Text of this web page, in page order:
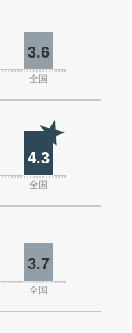
3.6
全国
4.3
全国
3.7
全国